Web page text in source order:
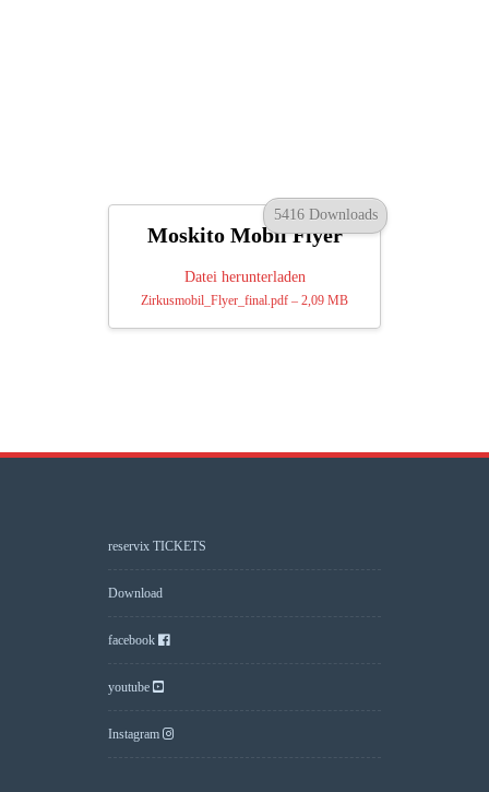
5416 Downloads
Moskito Mobil Flyer
Datei herunterladen
Zirkusmobil_Flyer_final.pdf – 2,09 MB
reservix TICKETS
Download
facebook
youtube
Instagram